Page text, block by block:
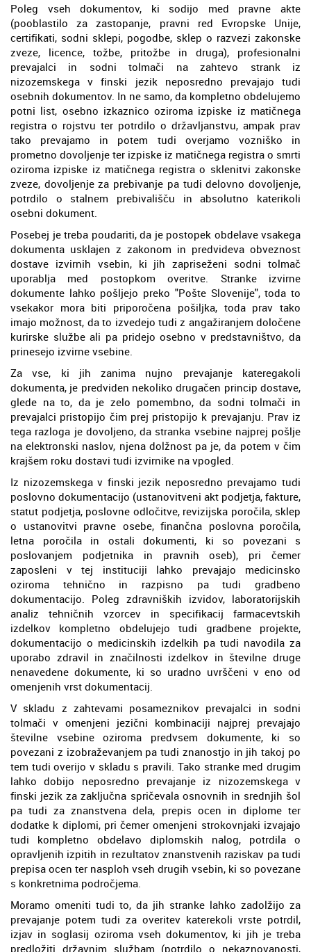
Poleg vseh dokumentov, ki sodijo med pravne akte
(pooblastilo za zastopanje, pravni red Evropske Unije,
certifikati, sodni sklepi, pogodbe, sklep o razvezi zakonske
zveze, licence, tožbe, pritožbe in druga), profesionalni
prevajalci in sodni tolmači na zahtevo strank iz
nizozemskega v finski jezik neposredno prevajajo tudi
osebnih dokumentov. In ne samo, da kompletno obdelujemo
potni list, osebno izkaznico oziroma izpiske iz matičnega
registra o rojstvu ter potrdilo o državljanstvu, ampak prav
tako prevajamo in potem tudi overjamo vozniško in
prometno dovoljenje ter izpiske iz matičnega registra o smrti
oziroma izpiske iz matičnega registra o sklenitvi zakonske
zveze, dovoljenje za prebivanje pa tudi delovno dovoljenje,
potrdilo o stalnem prebivališču in absolutno katerikoli
osebni dokument.
Posebej je treba poudariti, da je postopek obdelave vsakega
dokumenta usklajen z zakonom in predvideva obveznost
dostave izvirnih vsebin, ki jih zapriseženi sodni tolmač
uporablja med postopkom overitve. Stranke izvirne
dokumente lahko pošljejo preko "Pošte Slovenije", toda to
vsekakor mora biti priporočena pošiljka, toda prav tako
imajo možnost, da to izvedejo tudi z angažiranjem določene
kurirske službe ali pa pridejo osebno v predstavništvo, da
prinesejo izvirne vsebine.
Za vse, ki jih zanima nujno prevajanje kateregakoli
dokumenta, je predviden nekoliko drugačen princip dostave,
glede na to, da je zelo pomembno, da sodni tolmači in
prevajalci pristopijo čim prej pristopijo k prevajanju. Prav iz
tega razloga je dovoljeno, da stranka vsebine najprej pošlje
na elektronski naslov, njena dolžnost pa je, da potem v čim
krajšem roku dostavi tudi izvirnike na vpogled.
Iz nizozemskega v finski jezik neposredno prevajamo tudi
poslovno dokumentacijo (ustanovitveni akt podjetja, fakture,
statut podjetja, poslovne odločitve, revizijska poročila, sklep
o ustanovitvi pravne osebe, finančna poslovna poročila,
letna poročila in ostali dokumenti, ki so povezani s
poslovanjem podjetnika in pravnih oseb), pri čemer
zaposleni v tej instituciji lahko prevajajo medicinsko
oziroma tehnično in razpisno pa tudi gradbeno
dokumentacijo. Poleg zdravniških izvidov, laboratorijskih
analiz tehničnih vzorcev in specifikacij farmacevtskih
izdelkov kompletno obdelujejo tudi gradbene projekte,
dokumentacijo o medicinskih izdelkih pa tudi navodila za
uporabo zdravil in značilnosti izdelkov in številne druge
nenavedene dokumente, ki so uradno uvrščeni v eno od
omenjenih vrst dokumentacij.
V skladu z zahtevami posameznikov prevajalci in sodni
tolmači v omenjeni jezični kombinaciji najprej prevajajo
številne vsebine oziroma predvsem dokumente, ki so
povezani z izobraževanjem pa tudi znanostjo in jih takoj po
tem tudi overijo v skladu s pravili. Tako stranke med drugim
lahko dobijo neposredno prevajanje iz nizozemskega v
finski jezik za zaključna spričevala osnovnih in srednjih šol
pa tudi za znanstvena dela, prepis ocen in diplome ter
dodatke k diplomi, pri čemer omenjeni strokovnjaki izvajajo
tudi kompletno obdelavo diplomskih nalog, potrdila o
opravljenih izpitih in rezultatov znanstvenih raziskav pa tudi
prepisa ocen ter nasploh vseh drugih vsebin, ki so povezane
s konkretnima področjema.
Moramo omeniti tudi to, da jih stranke lahko zadolžijo za
prevajanje potem tudi za overitev katerekoli vrste potrdil,
izjav in soglasij oziroma vseh dokumentov, ki jih je treba
predložiti državnim službam (potrdilo o nekaznovanosti,